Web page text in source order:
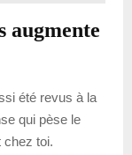
augmente
été revus à la
qui pèse le
chez toi.